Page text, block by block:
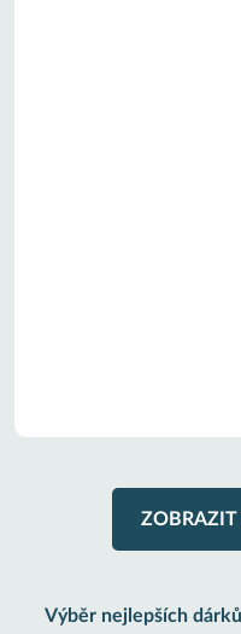
ZOBRAZIT
Výběr nejlepších